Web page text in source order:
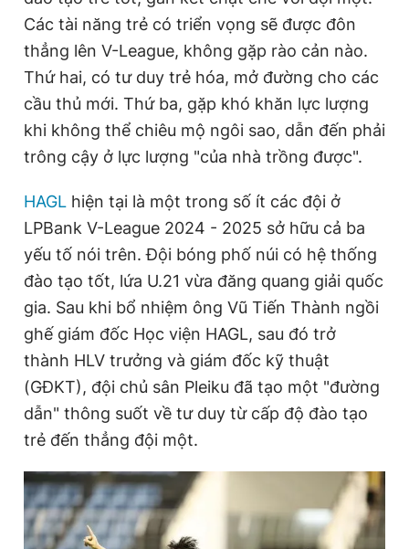
Đọc Thanh Niên trên điện thoại
Theo dõi báo trên
Hotline
0906 645 777
Liên hệ quảng cáo
0908 780 404
Đặt báo Quảng cáo RSS Tòa soạn Chính sách bảo
Tổng biên tập: Nguyễn Ngọc Toàn
Phó tổng biên tập thường trực: Hải Thành
Phó tổng biên tập: Lâm Hiếu Dũng
Phó tổng biên tập: Trần Việt Hưng
Tổng thư ký tòa soạn: Đức Trung
© 2003-2026 Bản quyền thuộc về Báo Thanh Niên. Cấm sao
chép dưới mọi hình thức nếu không có sự chấp thuận bằng văn
bản. Phát triển bởi ePi Technologies, JSC.
Các tài năng trẻ có triển vọng sẽ được đôn
thẳng lên V-League, không gặp rào cản nào.
Thứ hai, có tư duy trẻ hóa, mở đường cho các
cầu thủ mới. Thứ ba, gặp khó khăn lực lượng
khi không thể chiêu mộ ngôi sao, dẫn đến phải
trông cậy ở lực lượng "của nhà trồng được".
HAGL hiện tại là một trong số ít các đội ở
LPBank V-League 2024 - 2025 sở hữu cả ba
yếu tố nói trên. Đội bóng phố núi có hệ thống
đào tạo tốt, lứa U.21 vừa đăng quang giải quốc
gia. Sau khi bổ nhiệm ông Vũ Tiến Thành ngồi
ghế giám đốc Học viện HAGL, sau đó trở
thành HLV trưởng và giám đốc kỹ thuật
(GĐKT), đội chủ sân Pleiku đã tạo một "đường
dẫn" thông suốt về tư duy từ cấp độ đào tạo
trẻ đến thẳng đội một.